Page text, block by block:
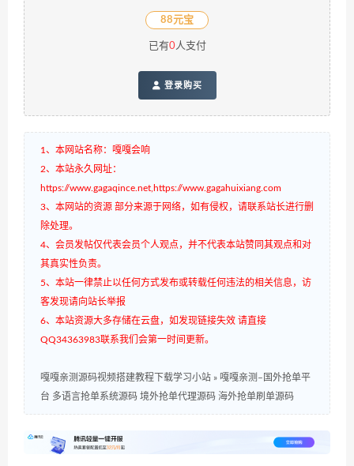
88元宝
已有0人支付
登录购买
1、本网站名称：嘎嘎会响
2、本站永久网址：
https://www.gagaqince.net,https://www.gagahuixiang.com
3、本网站的资源 部分来源于网络，如有侵权，请联系站长进行删
除处理。
4、会员发帖仅代表会员个人观点，并不代表本站赞同其观点和对
其真实性负责。
5、本站一律禁止以任何方式发布或转载任何违法的相关信息，访
客发现请向站长举报
6、本站资源大多存储在云盘，如发现链接失效 请直接
QQ34363983联系我们会第一时间更新。
嘎嘎亲测源码视频搭建教程下载学习小站 » 嘎嘎亲测–国外抢单平
台 多语言抢单系统源码 境外抢单代理源码 海外抢单刷单源码